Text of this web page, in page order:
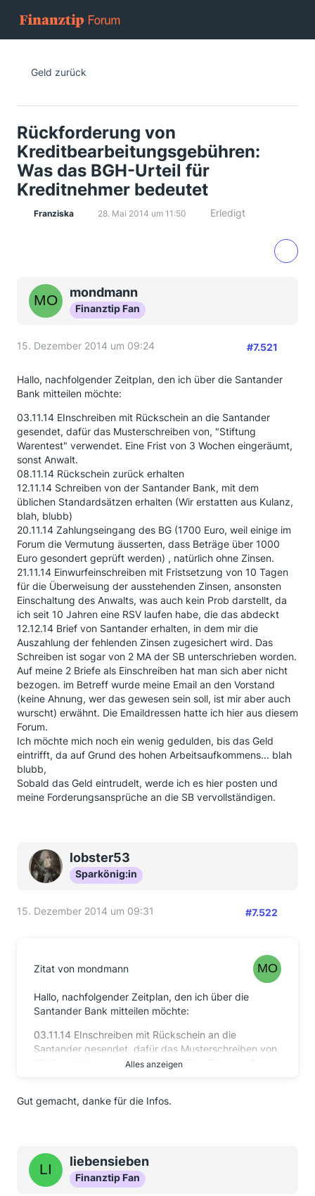
Geld zurück
Rückforderung von
Kreditbearbeitungsgebühren:
Was das BGH-Urteil für
Kreditnehmer bedeutet
Franziska 28. Mai 2014 um 11:50 Erledigt
mondmann
Finanztip Fan
15. Dezember 2014 um 09:24 #7.521
Hallo, nachfolgender Zeitplan, den ich über die Santander
Bank mitteilen möchte:
03.11.14 EInschreiben mit Rückschein an die Santander
gesendet, dafür das Musterschreiben von, "Stiftung
Warentest" verwendet. Eine Frist von 3 Wochen eingeräumt,
sonst Anwalt.
08.11.14 Rückschein zurück erhalten
12.11.14 Schreiben von der Santander Bank, mit dem
üblichen Standardsätzen erhalten (Wir erstatten aus Kulanz,
blah, blubb)
20.11.14 Zahlungseingang des BG (1700 Euro, weil einige im
Forum die Vermutung äusserten, dass Beträge über 1000
Euro gesondert geprüft werden) , natürlich ohne Zinsen.
21.11.14 Einwurfeinschreiben mit Fristsetzung von 10 Tagen
für die Überweisung der ausstehenden Zinsen, ansonsten
Einschaltung des Anwalts, was auch kein Prob darstellt, da
ich seit 10 Jahren eine RSV laufen habe, die das abdeckt
12.12.14 Brief von Santander erhalten, in dem mir die
Auszahlung der fehlenden Zinsen zugesichert wird. Das
Schreiben ist sogar von 2 MA der SB unterschrieben worden.
Auf meine 2 Briefe als Einschreiben hat man sich aber nicht
bezogen. im Betreff wurde meine Email an den Vorstand
(keine Ahnung, wer das gewesen sein soll, ist mir aber auch
wurscht) erwähnt. Die Emaildressen hatte ich hier aus diesem
Forum.
Ich möchte mich noch ein wenig gedulden, bis das Geld
eintrifft, da auf Grund des hohen Arbeitsaufkommens... blah
blubb,
Sobald das Geld eintrudelt, werde ich es hier posten und
meine Forderungsansprüche an die SB vervollständigen.
lobster53
Sparkönig:in
15. Dezember 2014 um 09:31 #7.522
Zitat von mondmann
Hallo, nachfolgender Zeitplan, den ich über die
Santander Bank mitteilen möchte:
03.11.14 EInschreiben mit Rückschein an die
Santander gesendet, dafür das Musterschreiben von,
"Stiftung Warentest" verwendet. Eine Frist von 3
12.11.14 Schreiben von der Santander Bank, mit dem
einige im Forum die Vermutung äusserten, dass
Beträge über 1000 Euro gesondert geprüft werden) ,
natürlich ohne Zinsen.
Alles anzeigen
Gut gemacht, danke für die Infos.
liebensieben
Finanztip Fan